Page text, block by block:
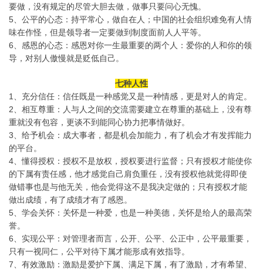
要做，没有规定的尽管大胆去做，做事只要问心无愧。
5、公平的心态：持平常心，做自在人；中国的社会组织难免有人情
味在作怪，但是领导者一定要做到制度面前人人平等。
6、感恩的心态：感恩对你一生最重要的两个人：爱你的人和你的领
导，对别人傲慢就是贬低自己。
七种人性
1、充分信任：信任既是一种感觉又是一种情感，更是对人的肯定。
2、相互尊重：人与人之间的交流需要建立在尊重的基础上，没有尊
重就没有包容，更谈不到能同心协力把事情做好。
3、给予机会：成大事者，都是机会加能力，有了机会才有发挥能力
的平台。
4、懂得授权：授权不是放权，授权要进行监督；只有授权才能使你
的下属有责任感，他才感觉自己肩负重任，没有授权他就觉得即使
做错事也是与他无关，他会觉得这不是我决定做的；只有授权才能
做出成绩，有了成绩才有了感恩。
5、学会关怀：关怀是一种爱，也是一种美德，关怀是给人的最高荣
誉。
6、实现公平：对管理者而言，公开、公平、公正中，公平最重要，
只有一视同仁，公平对待下属才能形成有效指导。
7、有效激励：激励是爱护下属、满足下属，有了激励，才有希望、